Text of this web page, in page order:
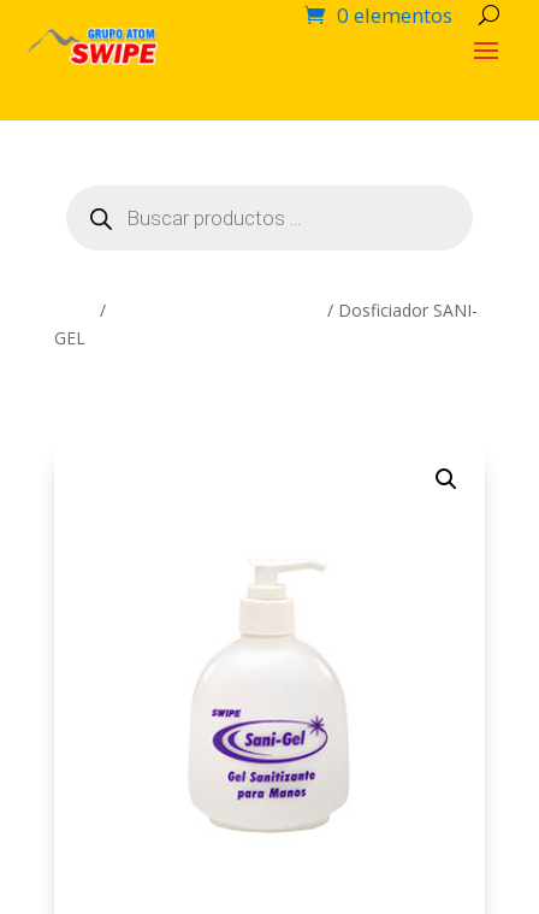
0 elementos
productos
/
/ Dosficiador SANI-
GEL